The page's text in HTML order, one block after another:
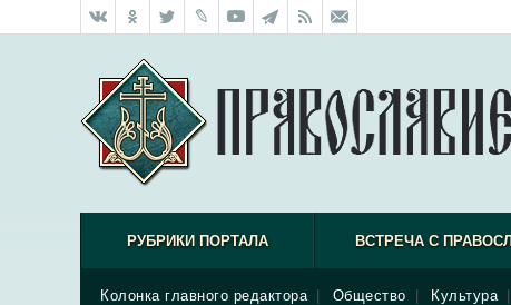
РУБРИКИ ПОРТАЛА ВСТРЕЧА С
Колонка главного редактора Общество Культура